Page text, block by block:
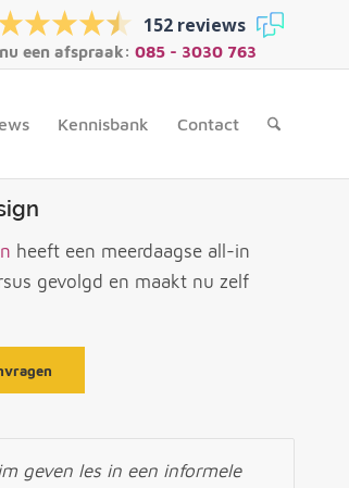
152 reviews
een afspraak: 085 - 3030 763
Kennisbank Contact
heeft een meerdaagse all-in
gevolgd en maakt nu zelf
geven les in een informele